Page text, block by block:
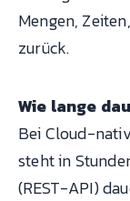
Mengen,
zurück.
Wie lange
Bei Cloud-
steht in
(REST-API)